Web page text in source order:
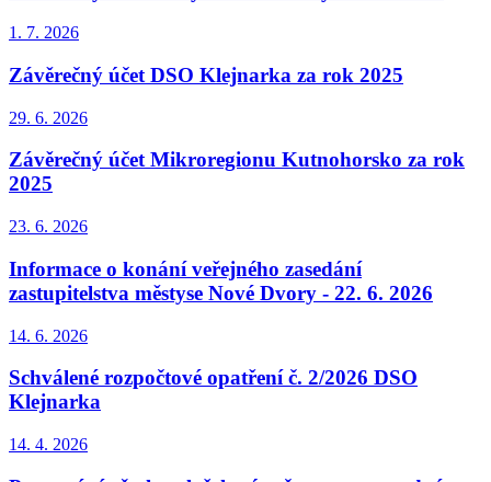
1. 7. 2026
Závěrečný účet DSO Klejnarka za rok 2025
29. 6. 2026
Závěrečný účet Mikroregionu Kutnohorsko za rok
2025
23. 6. 2026
Informace o konání veřejného zasedání
zastupitelstva městyse Nové Dvory - 22. 6. 2026
14. 6. 2026
Schválené rozpočtové opatření č. 2/2026 DSO
Klejnarka
14. 4. 2026